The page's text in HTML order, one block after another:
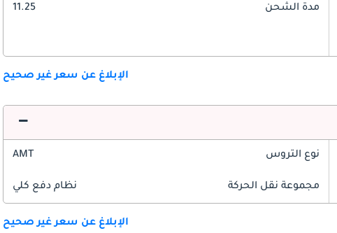
مدة الشحن 11.25
الإبلاغ عن سعر غير صحيح
نوع التروس AMT
مجموعة نقل الحركة نظام دفع كلي
الإبلاغ عن سعر غير صحيح